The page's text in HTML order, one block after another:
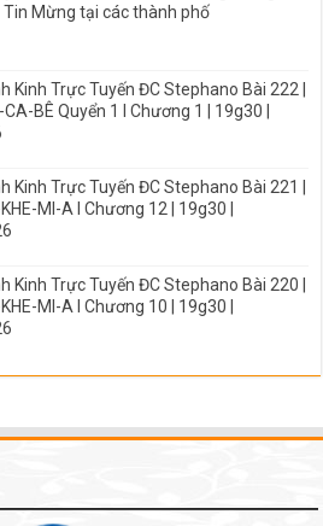
Tin Mừng tại các thành phố
Kinh Trực Tuyến ĐC Stephano Bài 222 |
BÊ Quyển 1 I Chương 1 | 19g30 |
Kinh Trực Tuyến ĐC Stephano Bài 221 |
MI-A I Chương 12 | 19g30 |
Kinh Trực Tuyến ĐC Stephano Bài 220 |
MI-A I Chương 10 | 19g30 |